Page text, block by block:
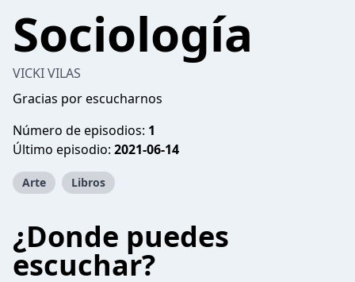
Sociología
VICKI VILAS
Gracias por escucharnos
Número de episodios: 1
Último episodio: 2021-06-14
Arte Libros
¿Donde puedes
escuchar?